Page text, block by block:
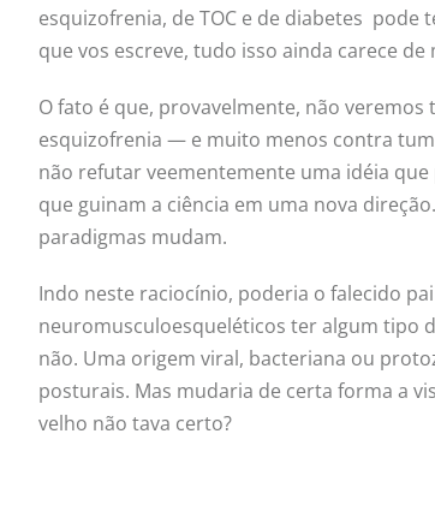
esquizofrenia, de TOC e de diabetes
que vos escreve, tudo isso ainda carece
O fato é que, provavelmente, não veremos
esquizofrenia — e muito menos contra
não refutar veementemente uma idéia
que guinam a ciência em uma nova
paradigmas mudam.
Indo neste raciocínio, poderia o falecido
neuromusculoesqueléticos ter algum tipo
não. Uma origem viral, bacteriana ou
posturais. Mas mudaria de certa forma a
velho não tava certo?